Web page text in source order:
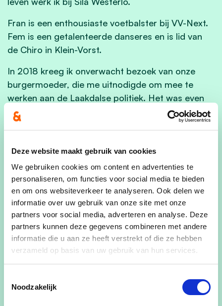
Deze website maakt gebruik van cookies
We gebruiken cookies om content en advertenties te
personaliseren, om functies voor social media te bieden
en om ons websiteverkeer te analyseren. Ook delen we
informatie over uw gebruik van onze site met onze
partners voor social media, adverteren en analyse. Deze
partners kunnen deze gegevens combineren met andere
informatie die u aan ze heeft verstrekt of die ze hebben
verzameld op basis van uw gebruik van hun services.
Noodzakelijk
Fran is een enthousiaste voetbalster bij VV-Next.
Fem is een getalenteerde danseres en is lid van
de Chiro in Klein-Vorst.
In 2018 kreeg ik onverwacht bezoek van onze
burgermoeder, die me uitnodigde om mee te
werken aan de Laakdalse politiek. Het was even
een verrassing, maar na goed nadenken besloot ik
de stap te zetten. Al snel voelde ik me thuis in het
verkiezingen. Na een intense en boeiende
campagne werd ik verkozen tot lid van het
Bijzonder Comité voor de Sociale Dienst. Drie jaar
later kreeg ik de kans om te zetelen in de
gemeenteraad.
De afgelopen zes jaar waren een leerzame en
verrijkende periode waarin ik veel inwoners van
onze prachtige gemeente heb leren kennen. Als
deel van een sterk team hebben we mooie
momenten gedeeld. Het was voor mij dan ook
vanzelfsprekend om me opnieuw in te zetten voor